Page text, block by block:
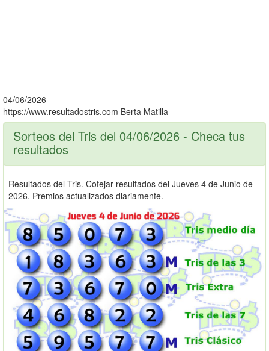
04/06/2026
https://www.resultadostris.com Berta Matilla
Sorteos del Tris del 04/06/2026 - Checa tus
resultados
Resultados del Tris. Cotejar resultados del Jueves 4 de Junio de
2026. Premios actualizados diariamente.